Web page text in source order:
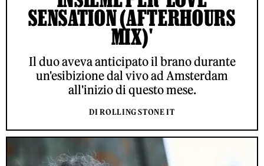
SENSATION (AFTERHOURS
MIX)'
Il duo aveva anticipato il brano durante
un'esibizione dal vivo ad Amsterdam
all'inizio di questo mese.
DI ROLLING STONE IT